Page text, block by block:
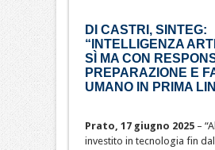
DI CASTRI, SINTEG:
“INTELLIGENZA
SÌ MA CON
PREPARAZIONE E
UMANO IN PRIMA
Prato, 17 giugno 2025–
investito in tecnologia fin